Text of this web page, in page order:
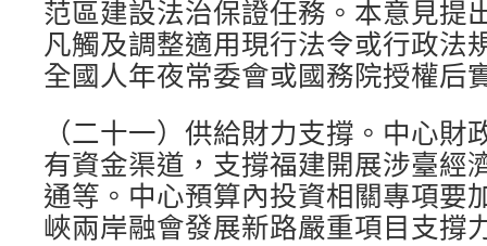
范區建設法治保證任務。本意見提
凡觸及調整適用現行法令或行政法
全國人年夜常委會或國務院授權后
（二十一）供給財力支撐。中心財
有資金渠道，支撐福建開展涉臺經
通等。中心預算內投資相關專項要
峽兩岸融會發展新路嚴重項目支撐